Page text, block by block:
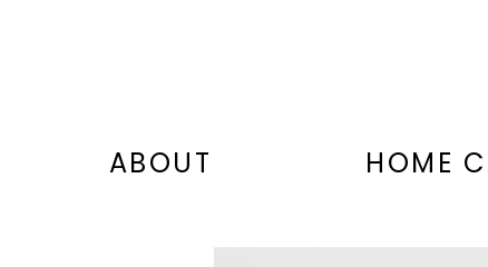
ABOUT HOME